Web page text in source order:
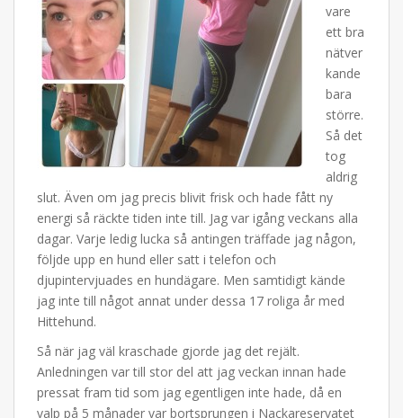
vare
ett bra
nätver
kande
bara
större.
Så det
tog
aldrig
slut. Även om jag precis blivit frisk och hade fått ny
energi så räckte tiden inte till. Jag var igång veckans alla
dagar. Varje ledig lucka så antingen träffade jag någon,
följde upp en hund eller satt i telefon och
djupintervjuades en hundägare. Men samtidigt kände
jag inte till något annat under dessa 17 roliga år med
Hittehund.
Så när jag väl kraschade gjorde jag det rejält.
Anledningen var till stor del att jag veckan innan hade
pressat fram tid som jag egentligen inte hade, då en
valp på 5 månader var bortsprungen i Nackareservatet